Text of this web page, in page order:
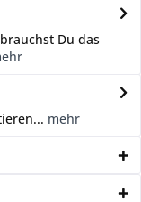
Du das
mehr